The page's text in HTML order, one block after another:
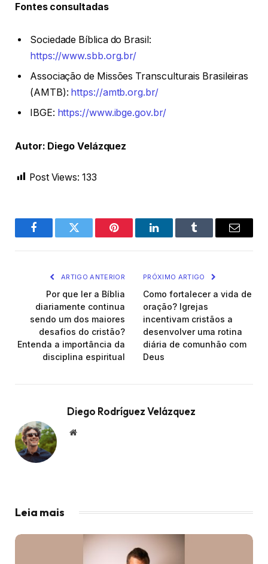
Fontes consultadas
Sociedade Bíblica do Brasil:
https://www.sbb.org.br/
Associação de Missões Transculturais Brasileiras
(AMTB): https://amtb.org.br/
IBGE: https://www.ibge.gov.br/
Autor: Diego Velázquez
Post Views: 133
FacebookTwitter Pinterest LinkedInTumblr Email
ARTIGO ANTERIOR
Por que ler a Bíblia
diariamente continua
sendo um dos maiores
desafios do cristão?
Entenda a importância da
disciplina espiritual
PRÓXIMO ARTIGO
Como fortalecer a vida de
oração? Igrejas
incentivam cristãos a
desenvolver uma rotina
diária de comunhão com
Deus
Diego Rodríguez Velázquez
Website
Leia mais